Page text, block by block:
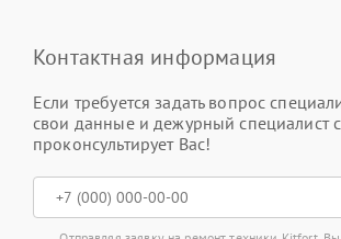
Контактная информация
Если требуется задать вопрос
свои данные и дежурный специалист
проконсультирует Вас!